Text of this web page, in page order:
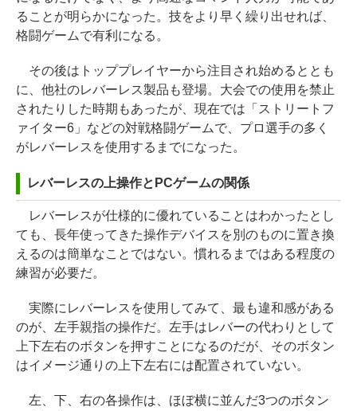
ることが明らかになった。技をより早く繰り出せれば、
格闘ゲームで有利になる。
その後はトッププレイヤーから注目され始めるととも
に、他社のレバーレス製品も登場。大会での使用を禁止
されたりした時期もあったが、現在では「ストリートフ
ァイター6」などの対戦格闘ゲームで、プロ選手の多く
がレバーレスを使用するまでになった。
レバーレスの上操作とPCゲームの関係
レバーレスが仕様的に優れていることはわかったとし
ても、長年使ってきた操作デバイスを別のものに置き換
えるのは簡単なことではない。慣れるまではある程度の
練習が必要だ。
実際にレバーレスを使用してみて、最も違和感がある
のが、左手親指の操作だ。左手はレバーの代わりとして
上下左右のボタンを押すことになるのだが、そのボタン
はイメージ通りの上下左右には配置されていない。
左、下、右の各操作は、ほぼ横に並んだ3つのボタン